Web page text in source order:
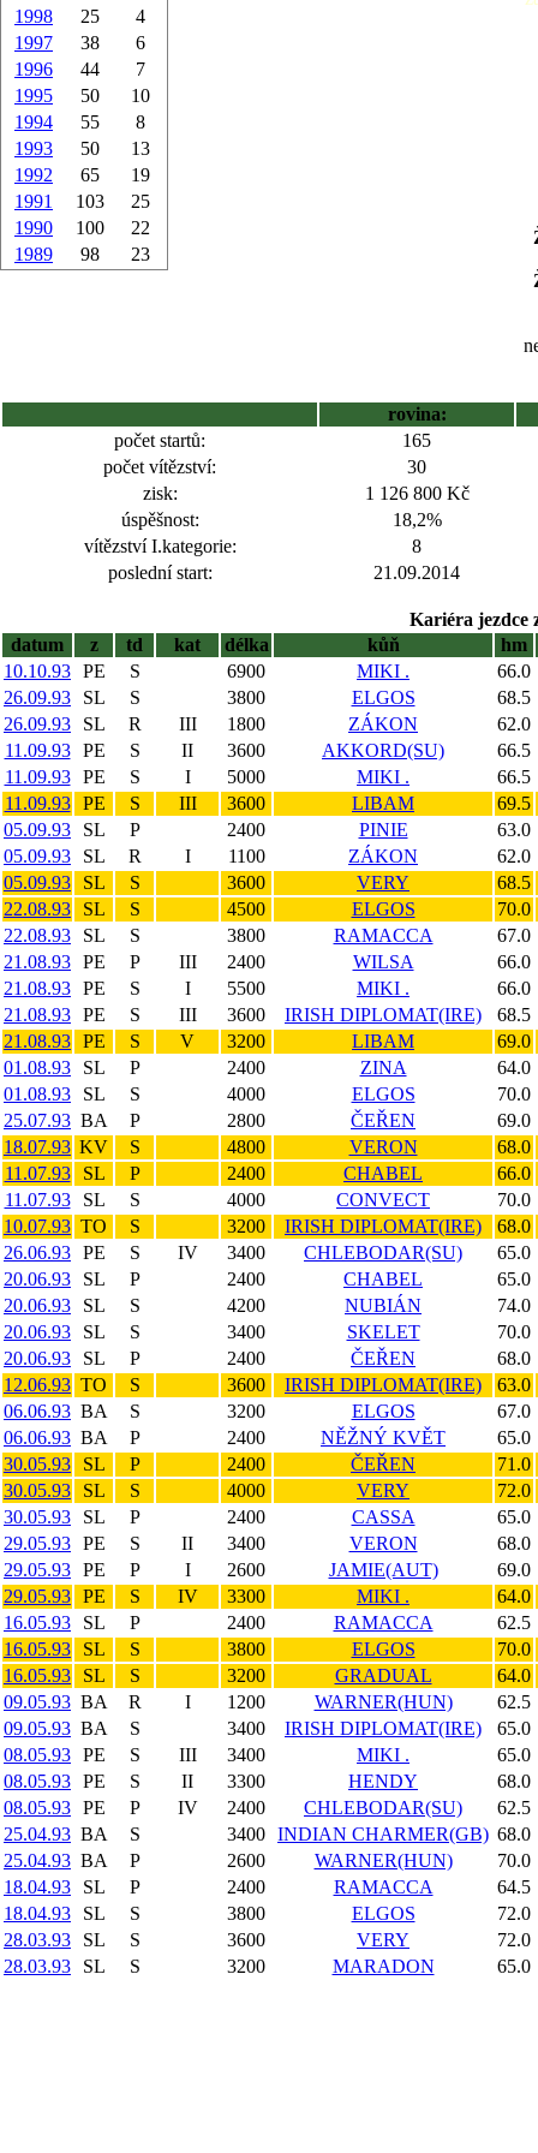
1998
25
4
1997
38
6
1996
44
7
1995
50
10
1994
55
8
1993
50
13
1992
65
19
1991
103
25
1990
100
22
1989
98 23
rovina:
počet startů:
165
počet vítězství:
30
zisk:
1 126 800 Kč
úspěšnost:
18,2%
vítězství I.kategorie:
8
poslední start:
21.09.2014
Kariéra jezdce
datum
z td kat délka kůň
hm
10.10.93 PE S 6900 MIKI .
66.0
26.09.93
SL S 3800 ELGOS
68.5
26.09.93
SL R III 1800 ZÁKON
62.0
11.09.93
PE S II 3600 AKKORD(SU)
66.5
11.09.93
PE S I 5000 MIKI .
66.5
11.09.93
PE S III 3600 LIBAM
69.5
05.09.93
SL P 2400 PINIE
63.0
05.09.93
SL R I 1100 ZÁKON
62.0
05.09.93
SL S 3600 VERY
68.5
22.08.93
SL S 4500 ELGOS
70.0
22.08.93
SL S 3800 RAMACCA
67.0
21.08.93 PE P III 2400 WILSA
66.0
21.08.93 PE S I 5500 MIKI .
66.0
21.08.93 PE S III 3600 IRISH DIPLOMAT(IRE)
68.5
21.08.93 PE S V 3200 LIBAM
69.0
01.08.93
SL P 2400 ZINA
64.0
01.08.93
SL S 4000 ELGOS
70.0
25.07.93 BA P 2800 ČEŘEN
69.0
18.07.93 KV S 4800 VERON
68.0
11.07.93
SL P 2400 CHABEL
66.0
11.07.93
SL S 4000 CONVECT
70.0
10.07.93 TO S 3200 IRISH DIPLOMAT(IRE)
68.0
26.06.93 PE S IV 3400 CHLEBODAR(SU)
65.0
20.06.93
SL P 2400 CHABEL
65.0
20.06.93
SL S 4200 NUBIÁN
74.0
20.06.93
SL S 3400 SKELET
70.0
20.06.93
SL P 2400 ČEŘEN
68.0
12.06.93 TO S 3600 IRISH DIPLOMAT(IRE)
63.0
06.06.93 BA S 3200 ELGOS
67.0
06.06.93 BA P 2400 NĚŽNÝ KVĚT
65.0
30.05.93
SL P 2400 ČEŘEN
71.0
30.05.93
SL S 4000 VERY
72.0
30.05.93
SL P 2400 CASSA
65.0
29.05.93 PE S II 3400 VERON
68.0
29.05.93 PE P I 2600 JAMIE(AUT)
69.0
29.05.93 PE S IV 3300 MIKI .
64.0
16.05.93
SL P 2400 RAMACCA
62.5
16.05.93
SL S 3800 ELGOS
70.0
16.05.93
SL S 3200 GRADUAL
64.0
09.05.93 BA R I 1200 WARNER(HUN)
62.5
09.05.93 BA S 3400 IRISH DIPLOMAT(IRE)
65.0
08.05.93 PE S III 3400 MIKI .
65.0
08.05.93 PE S II 3300 HENDY
68.0
08.05.93 PE P IV 2400 CHLEBODAR(SU)
62.5
25.04.93 BA S 3400 INDIAN CHARMER(GB) 68.0
25.04.93 BA P 2600 WARNER(HUN)
70.0
18.04.93
SL P 2400 RAMACCA
64.5
18.04.93
SL S 3800 ELGOS
72.0
28.03.93
SL S 3600 VERY
72.0
28.03.93
SL S 3200 MARADON 65.0